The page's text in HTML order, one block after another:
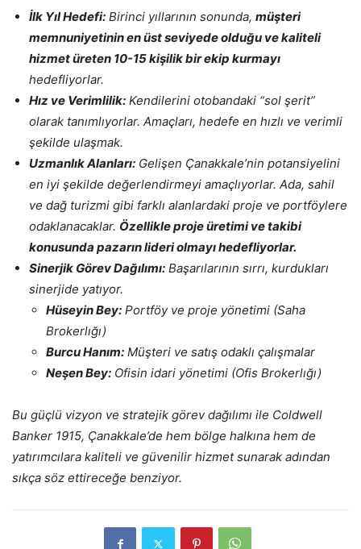
İlk Yıl Hedefi: Birinci yıllarının sonunda, müşteri
memnuniyetinin en üst seviyede olduğu ve kaliteli
hizmet üreten 10-15 kişilik bir ekip kurmayı
hedefliyorlar.
Hız ve Verimlilik: Kendilerini otobandaki “sol şerit”
olarak tanımlıyorlar. Amaçları, hedefe en hızlı ve verimli
şekilde ulaşmak.
Uzmanlık Alanları: Gelişen Çanakkale’nin potansiyelini
en iyi şekilde değerlendirmeyi amaçlıyorlar. Ada, sahil
ve dağ turizmi gibi farklı alanlardaki proje ve portföylere
odaklanacaklar. Özellikle proje üretimi ve takibi
konusunda pazarın lideri olmayı hedefliyorlar.
Sinerjik Görev Dağılımı: Başarılarının sırrı, kurdukları
sinerjide yatıyor.
Hüseyin Bey: Portföy ve proje yönetimi (Saha
Brokerlığı)
Burcu Hanım: Müşteri ve satış odaklı çalışmalar
Neşen Bey: Ofisin idari yönetimi (Ofis Brokerlığı)
Bu güçlü vizyon ve stratejik görev dağılımı ile Coldwell
Banker 1915, Çanakkale’de hem bölge halkına hem de
yatırımcılara kaliteli ve güvenilir hizmet sunarak adından
sıkça söz ettireceğe benziyor.